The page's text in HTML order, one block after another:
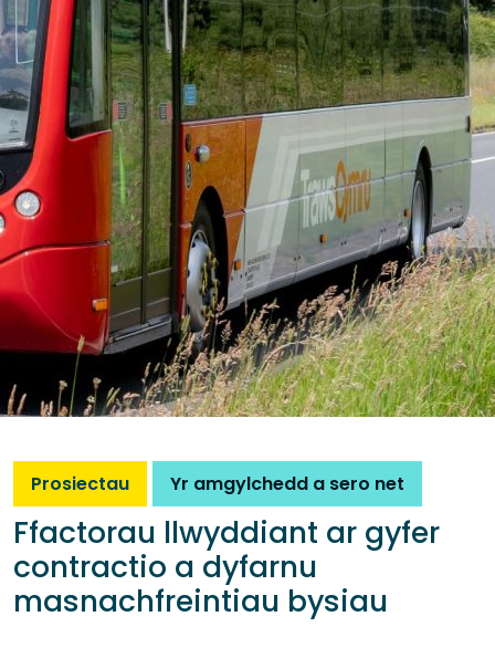
Prosiectau Yr amgylchedd a sero net
Ffactorau llwyddiant ar gyfer
contractio a dyfarnu
masnachfreintiau bysiau